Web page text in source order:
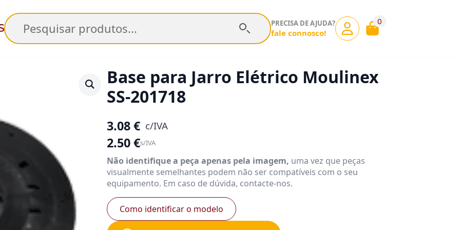
Pesquisar PRECISA DE AJUDA?
fale connosco!
0
Base para Jarro Elétrico Moulinex
SS-201718
3.08€ c/IVA
2.50€s/IVA
Não identifique a peça apenas pela imagem, uma vez que peças
visualmente semelhantes podem não ser compatíveis com o seu
equipamento. Em caso de dúvida, contacte-nos.
Como identificar o modelo